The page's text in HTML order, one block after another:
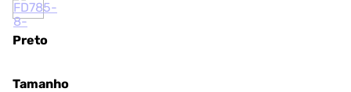
Preto
Tamanho